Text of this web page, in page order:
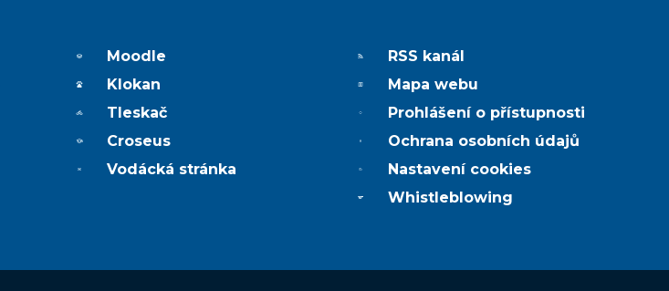
Moodle
Klokan
Tleskač
Croseus
Vodácká stránka
RSS kanál
Mapa webu
Prohlášení o přístupnosti
Ochrana osobních údajů
Nastavení cookies
Whistleblowing